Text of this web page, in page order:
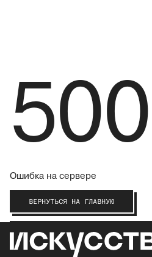
500
Ошибка на сервере
ВЕРНУТЬСЯ НА ГЛАВНУЮ